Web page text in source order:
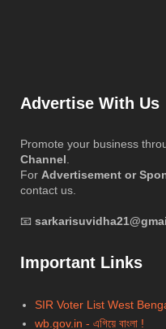
Advertise With Us
Promote your business
Channel
For Advertisement or
contact us.
📧
Important Links
SIR Voter List West
wb.gov.in - এগিয়ে বাংলা !